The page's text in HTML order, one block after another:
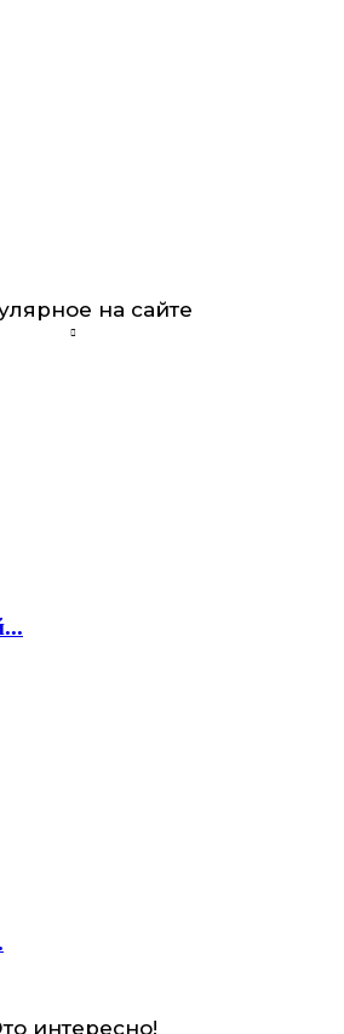
на сайте
интересно!